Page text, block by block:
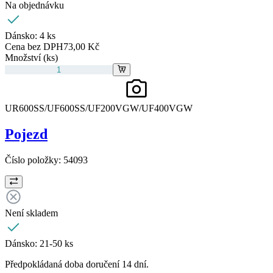
Na objednávku
Dánsko: 4 ks
Cena bez DPH73,00 Kč
Množství (ks)
UR600SS/UF600SS/UF200VGW/UF400VGW
Pojezd
Číslo položky: 54093
Není skladem
Dánsko: 21-50 ks
Předpokládaná doba doručení 14 dní.